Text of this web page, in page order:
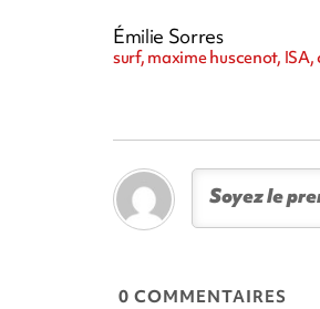
Émilie Sorres
surf, maxime huscenot,
0 COMMENTAIRES